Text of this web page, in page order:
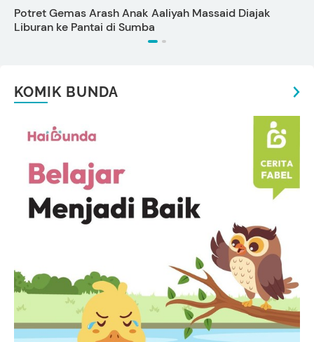
Potret Gemas Arash Anak Aaliyah Massaid Diajak
Liburan ke Pantai di Sumba
KOMIK BUNDA